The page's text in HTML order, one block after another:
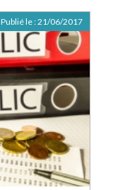
Publié le :21/06/2017